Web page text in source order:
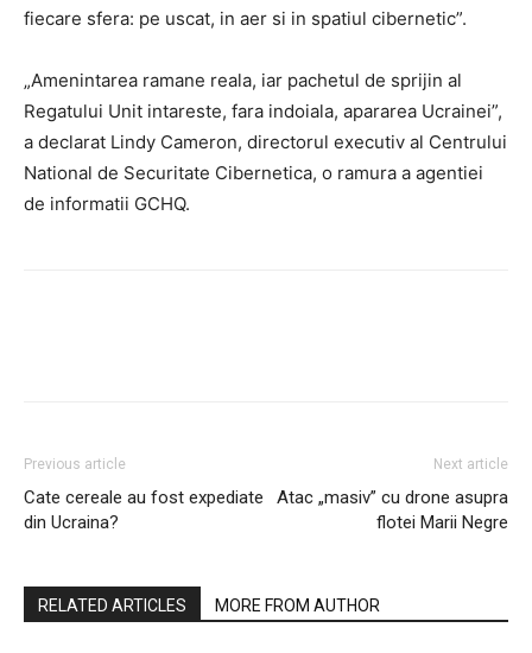
fiecare sfera: pe uscat, in aer si in spatiul cibernetic”.
„Amenintarea ramane reala, iar pachetul de sprijin al
Regatului Unit intareste, fara indoiala, apararea Ucrainei”,
a declarat Lindy Cameron, directorul executiv al Centrului
National de Securitate Cibernetica, o ramura a agentiei
de informatii GCHQ.
Previous article
Cate cereale au fost expediate
din Ucraina?
Next article
Atac „masiv” cu drone asupra
flotei Marii Negre
RELATED ARTICLES MORE FROM AUTHOR